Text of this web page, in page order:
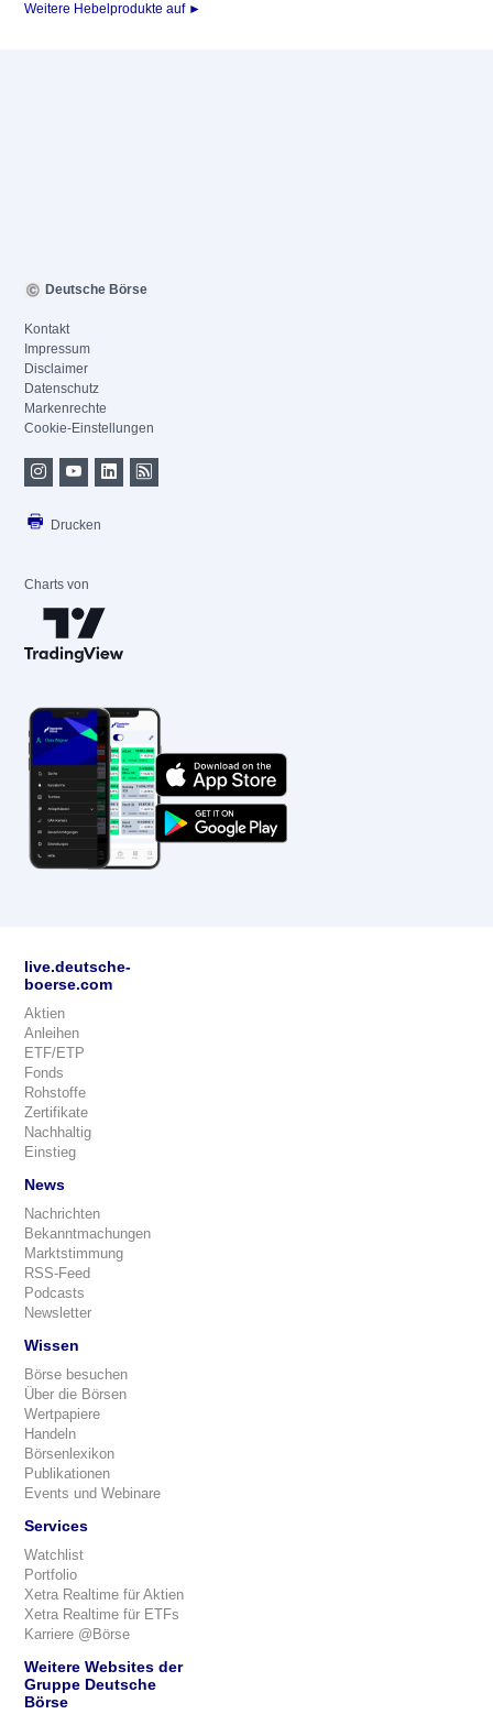
Weitere Hebelprodukte auf ►
Deutsche Börse
Kontakt
Impressum
Disclaimer
Datenschutz
Markenrechte
Cookie-Einstellungen
Drucken
Charts von
live.deutsche-
boerse.com
Aktien
Anleihen
ETF/ETP
Fonds
Rohstoffe
Zertifikate
Nachhaltig
Einstieg
News
Nachrichten
Bekanntmachungen
Marktstimmung
RSS-Feed
Podcasts
Newsletter
Wissen
Börse besuchen
Über die Börsen
Wertpapiere
Handeln
Börsenlexikon
Publikationen
Events und Webinare
Services
Watchlist
Portfolio
Xetra Realtime für Aktien
Xetra Realtime für ETFs
Karriere @Börse
Weitere Websites der
Gruppe Deutsche
Börse